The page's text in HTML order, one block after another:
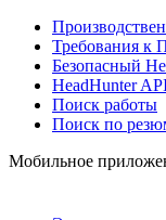
Требования к
Безопасный
HeadHunter
Поиск работы
Поиск по
Мобильное